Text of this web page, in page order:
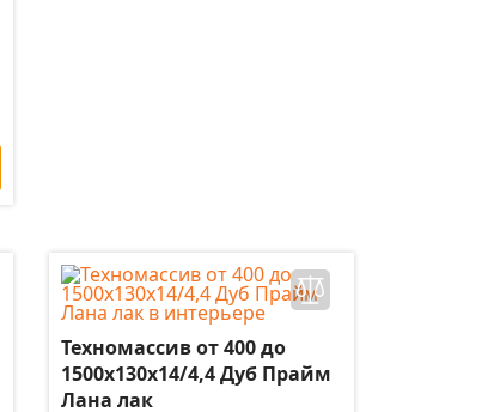
Техномассив от 400 до
1500х130х14/4,4 Дуб Прайм
Лана лак